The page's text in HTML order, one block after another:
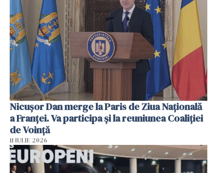
Nicuşor Dan merge la Paris de Ziua Naţională
a Franţei. Va participa şi la reuniunea Coaliţiei
de Voinţă
11 IULIE 2026